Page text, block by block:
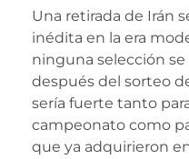
Una retirada de Irán
inédita en la era
ninguna selección
después del sorteo
sería fuerte tanto
campeonato como
que ya adquirieron